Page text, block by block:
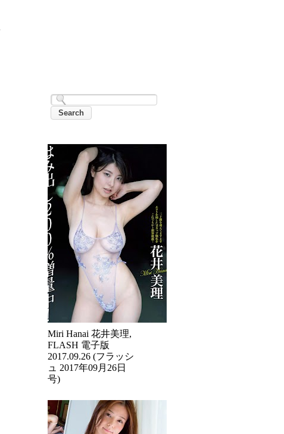
Miri Hanai 花井美理,
FLASH 電子版
2017.09.26 (フラッシ
ュ 2017年09月26日
号)